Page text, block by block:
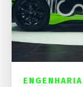
ENGENHARIA